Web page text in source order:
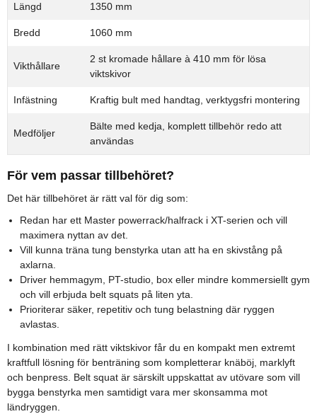
Längd 1350 mm
Bredd 1060 mm
Vikthållare
2 st kromade hållare à 410 mm för lösa
viktskivor
Infästning Kraftig bult med handtag, verktygsfri montering
Medföljer
Bälte med kedja, komplett tillbehör redo att
användas
För vem passar tillbehöret?
Det här tillbehöret är rätt val för dig som:
Redan har ett Master powerrack/halfrack i XT-serien och vill
maximera nyttan av det.
Vill kunna träna tung benstyrka utan att ha en skivstång på
axlarna.
Driver hemmagym, PT-studio, box eller mindre kommersiellt gym
och vill erbjuda belt squats på liten yta.
Prioriterar säker, repetitiv och tung belastning där ryggen
avlastas.
I kombination med rätt viktskivor får du en kompakt men extremt
kraftfull lösning för benträning som kompletterar knäböj, marklyft
och benpress. Belt squat är särskilt uppskattat av utövare som vill
bygga benstyrka men samtidigt vara mer skonsamma mot
ländryggen.